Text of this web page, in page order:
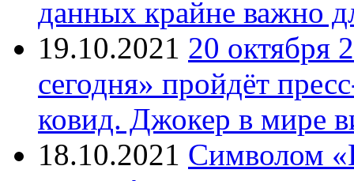
данных крайне важно
19.10.2021 20 октября
сегодня» пройдёт
ковид. Джокер в мире
18.10.2021 Символом